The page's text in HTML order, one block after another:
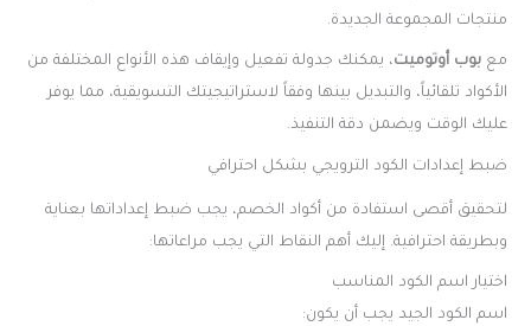
منتجات المجموعة الجديدة.
مع بوب أوتوميت، يمكنك جدولة تفعيل وإيقاف هذه الأنواع المختلفة من
الأكواد تلقائياً، والتبديل بينها وفقاً لاستراتيجيتك التسويقية، مما يوفر
عليك الوقت ويضمن دقة التنفيذ.
ضبط إعدادات الكود الترويجي بشكل احترافي
لتحقيق أقصى استفادة من أكواد الخصم، يجب ضبط إعداداتها بعناية
وبطريقة احترافية. إليك أهم النقاط التي يجب مراعاتها:
اختيار اسم الكود المناسب
اسم الكود الجيد يجب أن يكون: